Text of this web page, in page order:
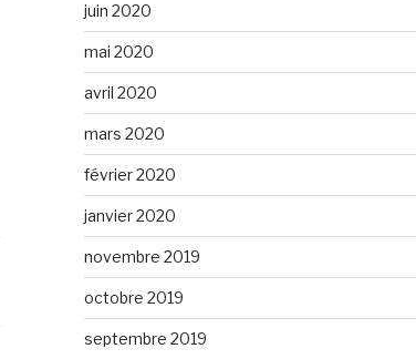
juin 2020
mai 2020
avril 2020
mars 2020
février 2020
janvier 2020
novembre 2019
octobre 2019
septembre 2019